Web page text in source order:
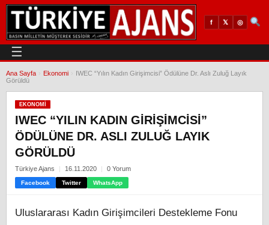
f 𝕏 ◎
☰
Ana Sayfa Ekonomi
IWEC “Yılın Kadın Girişimcisi” Ödülüne Dr. Aslı Zuluğ Layık
Görüldü
EKONOMI
IWEC “YILIN KADIN GIRIŞIMCISI”
ÖDÜLÜNE DR. ASLI ZULUĞ LAYIK
GÖRÜLDÜ
Türkiye Ajans 16.11.2020 0 Yorum
Facebook Twitter WhatsApp
Uluslararası Kadın Girişimcileri Destekleme Fonu